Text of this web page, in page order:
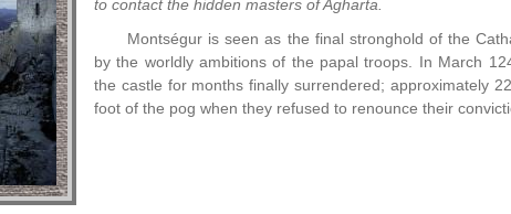
to contact the hidden masters of Agharta.
Montségur is seen as the final stronghold of the
by the worldly ambitions of the papal troops. In March
the castle for months finally surrendered; approximately
foot of the pog when they refused to renounce their